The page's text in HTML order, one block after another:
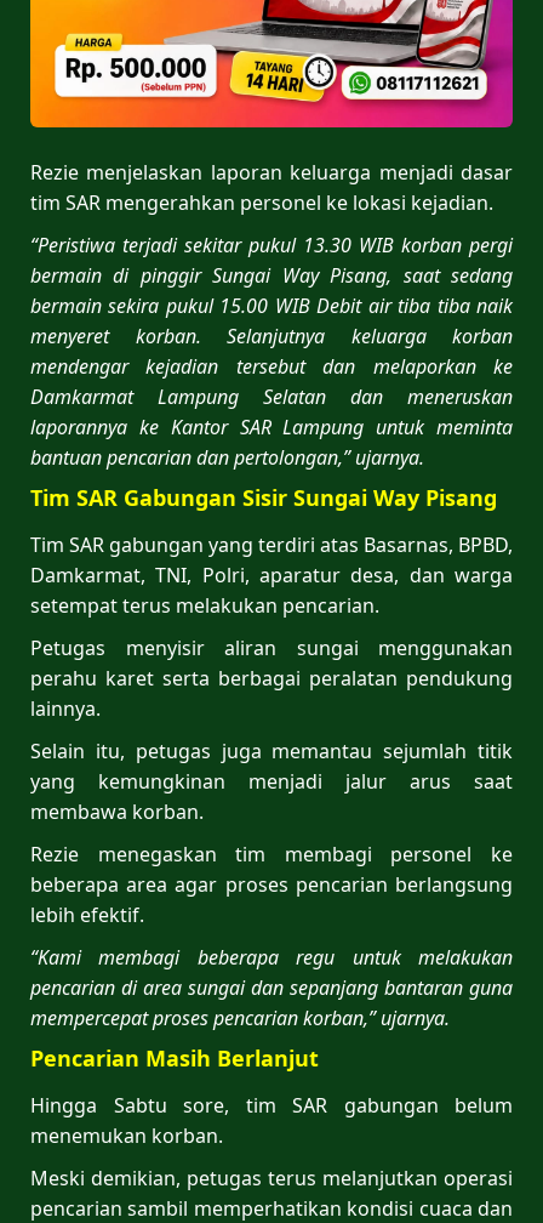
Rezie menjelaskan laporan keluarga menjadi dasar
tim SAR mengerahkan personel ke lokasi kejadian.
“Peristiwa terjadi sekitar pukul 13.30 WIB korban pergi
bermain di pinggir Sungai Way Pisang, saat sedang
bermain sekira pukul 15.00 WIB Debit air tiba tiba naik
menyeret korban. Selanjutnya keluarga korban
mendengar kejadian tersebut dan melaporkan ke
Damkarmat Lampung Selatan dan meneruskan
laporannya ke Kantor SAR Lampung untuk meminta
bantuan pencarian dan pertolongan,” ujarnya.
Tim SAR Gabungan Sisir Sungai Way Pisang
Tim SAR gabungan yang terdiri atas Basarnas, BPBD,
Damkarmat, TNI, Polri, aparatur desa, dan warga
setempat terus melakukan pencarian.
Petugas menyisir aliran sungai menggunakan
perahu karet serta berbagai peralatan pendukung
lainnya.
Selain itu, petugas juga memantau sejumlah titik
yang kemungkinan menjadi jalur arus saat
membawa korban.
Rezie menegaskan tim membagi personel ke
beberapa area agar proses pencarian berlangsung
lebih efektif.
“Kami membagi beberapa regu untuk melakukan
pencarian di area sungai dan sepanjang bantaran guna
mempercepat proses pencarian korban,” ujarnya.
Pencarian Masih Berlanjut
Hingga Sabtu sore, tim SAR gabungan belum
menemukan korban.
Meski demikian, petugas terus melanjutkan operasi
pencarian sambil memperhatikan kondisi cuaca dan